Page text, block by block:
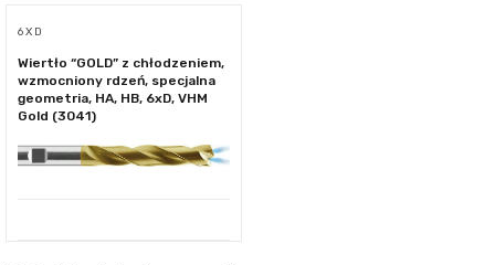
6 X D
Wiertło “GOLD” z chłodzeniem,
wzmocniony rdzeń, specjalna
geometria, HA, HB, 6xD, VHM
Gold (3041)